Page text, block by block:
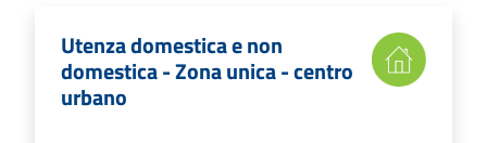
Utenza domestica e non
domestica - Zona unica - centro
urbano